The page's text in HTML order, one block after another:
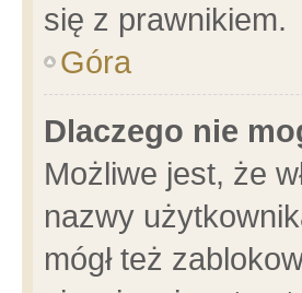
się z prawnikiem.
Góra
Dlaczego nie
Możliwe jest, że
nazwy
mógł też